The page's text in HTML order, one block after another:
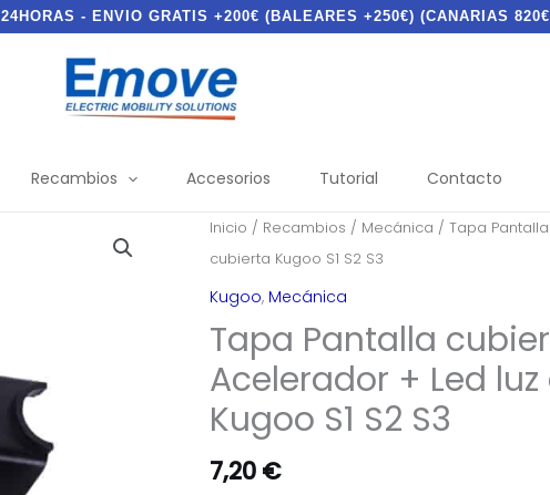
- ENVIO GRATIS +200€ (BALEARES +250€) (CANARIAS
Recambios Accesorios Tutorial Contacto
Inicio / Recambios / Mecánica / Tapa
cubierta Kugoo S1 S2 S3
Kugoo, Mecánica
Tapa Pantalla
Acelerador + Led
Kugoo S1 S2 S3
7,20 €